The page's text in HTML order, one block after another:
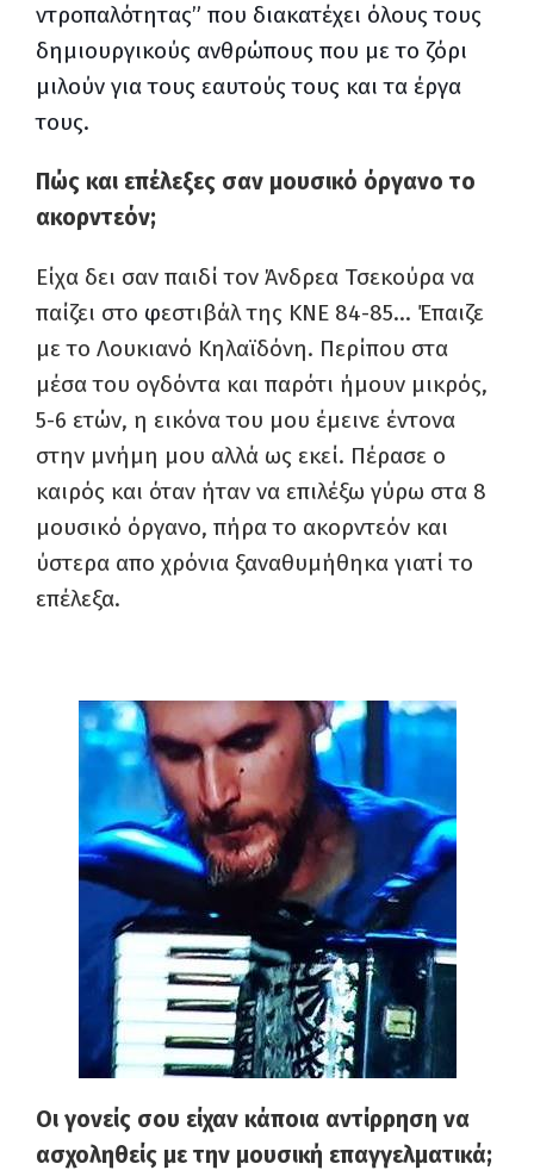
ντροπαλότητας” που διακατέχει όλους τους
δημιουργικούς ανθρώπους που με το ζόρι
μιλούν για τους εαυτούς τους και τα έργα
τους.
Πώς και επέλεξες σαν μουσικό όργανο το
ακορντεόν;
Είχα δει σαν παιδί τον Άνδρεα Τσεκούρα να
παίζει στο φεστιβάλ της ΚΝΕ 84-85… Έπαιζε
με το Λουκιανό Κηλαϊδόνη. Περίπου στα
μέσα του ογδόντα και παρότι ήμουν μικρός,
5-6 ετών, η εικόνα του μου έμεινε έντονα
στην μνήμη μου αλλά ως εκεί. Πέρασε ο
καιρός και όταν ήταν να επιλέξω γύρω στα 8
μουσικό όργανο, πήρα το ακορντεόν και
ύστερα απο χρόνια ξαναθυμήθηκα γιατί το
επέλεξα.
Οι γονείς σου είχαν κάποια αντίρρηση να
ασχοληθείς με την μουσική επαγγελματικά;